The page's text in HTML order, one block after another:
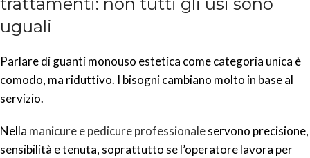
uguali
Parlare di guanti monouso estetica come categoria unica è
comodo, ma riduttivo. I bisogni cambiano molto in base al
servizio.
Nella manicure e pedicure professionaleservono precisione,
sensibilità e tenuta, soprattutto se l’operatore lavora per